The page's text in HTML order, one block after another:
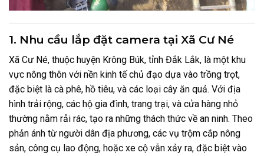
1. Nhu cầu lắp đặt camera tại Xã Cư Né
Xã Cư Né, thuộc huyện Krông Búk, tỉnh Đắk Lắk, là một khu
vực nông thôn với nền kinh tế chủ đạo dựa vào trồng trọt,
đặc biệt là cà phê, hồ tiêu, và các loại cây ăn quả. Với địa
hình trải rộng, các hộ gia đình, trang trại, và cửa hàng nhỏ
thường nằm rải rác, tạo ra những thách thức về an ninh. Theo
phản ánh từ người dân địa phương, các vụ trộm cắp nông
sản, công cụ lao động, hoặc xe cộ vẫn xảy ra, đặc biệt vào